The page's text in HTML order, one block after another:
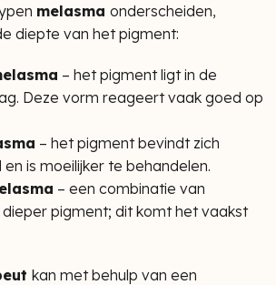
melasma onderscheiden,
diepte van het pigment:
– het pigment ligt in de
Deze vorm reageert vaak goed op
– het pigment bevindt zich
is moeilijker te behandelen.
– een combinatie van
pigment; dit komt het vaakst
kan met behulp van een